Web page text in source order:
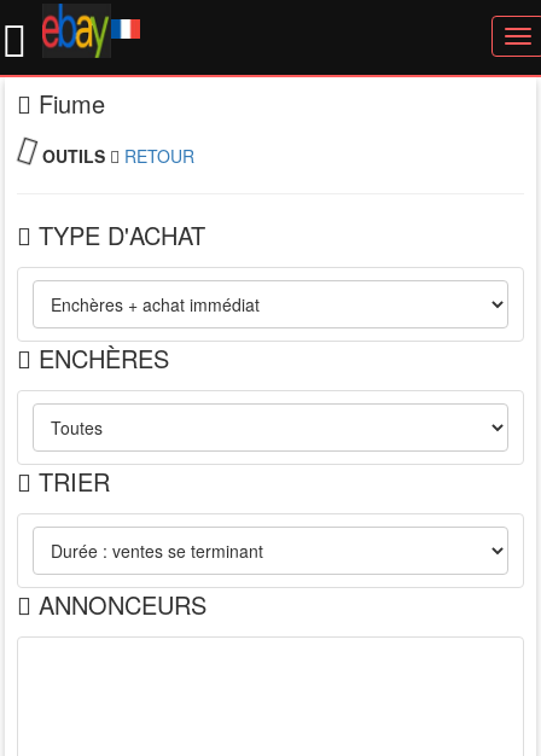
Fiume
OUTILS RETOUR
TYPE D'ACHAT
ENCHÈRES
TRIER
ANNONCEURS